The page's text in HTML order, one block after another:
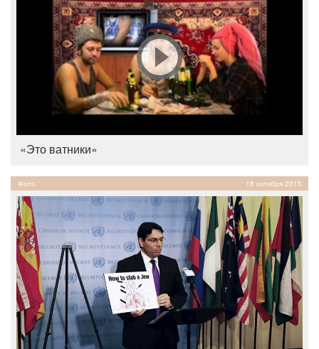
«Это ватники»
Фото 18 октября 2015